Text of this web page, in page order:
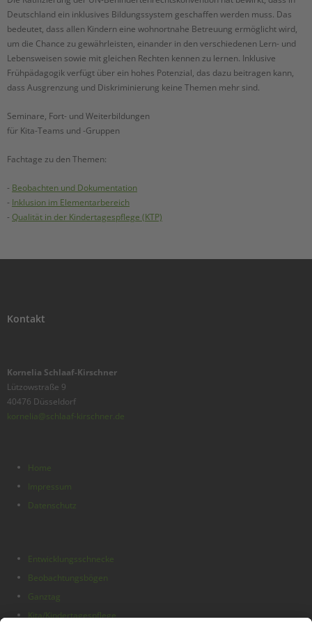
Deutschland ein inklusives Bildungssystem geschaffen werden muss. Das
bedeutet, dass allen Kindern eine wohnortnahe Betreuung ermöglicht wird,
um die Chance zu gewährleisten, einander in den verschiedenen Lern- und
Lebensweisen sowie mit gleichen Rechten kennen zu lernen. Inklusive
Frühpädagogik verfügt über ein hohes Potenzial, das dazu beitragen kann,
dass Ausgrenzung und Diskriminierung keine Themen mehr sind.
Seminare, Fort- und Weiterbildungen
für Kita-Teams und -Gruppen
Fachtage zu den Themen:
- Beobachten und Dokumentation
- Inklusion im Elementarbereich
- Qualität in der Kindertagespflege (KTP)
Kontakt
Kornelia Schlaaf-Kirschner
Lützowstraße 9
40476 Düsseldorf
kornelia@schlaaf-kirschner.de
Home
Impressum
Datenschutz
Entwicklungsschnecke
Beobachtungsbögen
Ganztag
Kita/Kindertagespflege